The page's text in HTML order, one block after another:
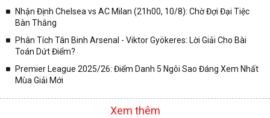
Nhận Định Chelsea vs AC Milan (21h00, 10/8): Chờ Đợi Đại Tiệc
Bàn Thắng
Phân Tích Tân Binh Arsenal - Viktor Gyökeres: Lời Giải Cho Bài
Toán Dứt Điểm?
Premier League 2025/26: Điểm Danh 5 Ngôi Sao Đáng Xem Nhất
Mùa Giải Mới
Xem thêm